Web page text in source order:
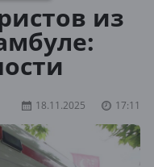
из
18.11.2025 17:11